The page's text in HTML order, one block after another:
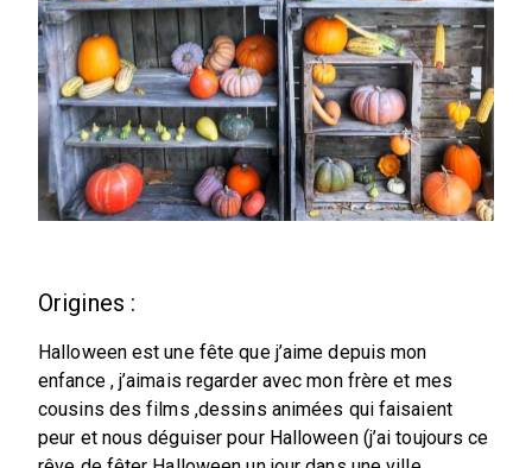
Origines :
Halloween est une fête que j’aime depuis mon
enfance , j’aimais regarder avec mon frère et mes
cousins des films ,dessins animées qui faisaient
peur et nous déguiser pour Halloween (j’ai toujours ce